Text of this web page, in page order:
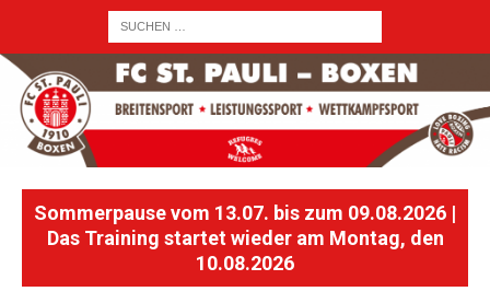
Sommerpause vom 13.07. bis zum 09.08.2026 |
Das Training startet wieder am Montag, den
10.08.2026